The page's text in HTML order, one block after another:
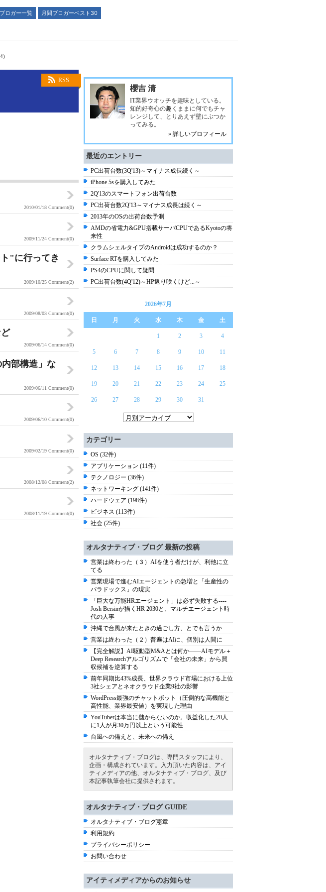
ブロガー一覧
月間ブロガーベスト30
RSS
2010/01/18 Comment(0)
2009/11/24 Comment(0)
"に行ってき
2009/10/25 Comment(2)
2009/08/03 Comment(0)
2009/06/14 Comment(0)
内部構造」な
2009/06/11 Comment(0)
2009/06/10 Comment(0)
2009/02/19 Comment(0)
2008/12/08 Comment(2)
2008/11/19 Comment(0)
櫻吉 清
IT業界ウオッチを趣味としている。
知的好奇心の趣くままに何でもチャ
レンジして、とりあえず壁にぶつか
ってみる。
» 詳しいプロフィール
最近のエントリー
PC出荷台数(3Q'13)～マイナス成長続く～
iPhone 5sを購入してみた
2Q'13のスマートフォン出荷台数
PC出荷台数2Q'13～マイナス成長は続く～
2013年のOSの出荷台数予測
AMDの省電力&GPU搭載サーバCPUであるKyotoの将
来性
クラムシェルタイプのAndroidは成功するのか？
Surface RTを購入してみた
PS4のCPUに関して疑問
PC出荷台数(4Q'12)～HP返り咲くけど...～
2026年7月
日 月 火 水 木 金 土
1 2 3 4
5 6 7 8 9 10 11
12 13 14 15 16 17 18
19 20 21 22 23 24 25
26 27 28 29 30 31
カテゴリー
OS (32件)
アプリケーション (11件)
テクノロジー (36件)
ネットワーキング (141件)
ハードウェア (198件)
ビジネス (113件)
社会 (25件)
オルタナティブ・ブログ 最新の投稿
営業は終わった（３）AIを使う者だけが、利他に立
てる
営業現場で進むAIエージェントの急増と「生産性の
パラドックス」の現実
「巨大な万能HRエージェント」は必ず失敗する----
Josh Bersinが描くHR 2030と、マルチエージェント時
代の人事
沖縄で台風が来たときの過ごし方、とでも言うか
営業は終わった（２）普遍はAIに、個別は人間に
【完全解説】AI駆動型M&Aとは何か――AIモデル＋
Deep Researchアルゴリズムで「会社の未来」から買
収候補を逆算する
前年同期比43%成長、世界クラウド市場における上位
3社シェアとネオクラウド企業9社の影響
WordPress最強のチャットボット（圧倒的な高機能と
高性能、業界最安値）を実現した理由
YouTuberは本当に儲からないのか。収益化した20人
に1人が月30万円以上という可能性
台風への備えと、未来への備え
オルタナティブ・ブログは、専門スタッフにより、
企画・構成されています。入力頂いた内容は、アイ
ティメディアの他、オルタナティブ・ブログ、及び
本記事執筆会社に提供されます。
オルタナティブ・ブログ GUIDE
オルタナティブ・ブログ憲章
利用規約
プライバシーポリシー
お問い合わせ
アイティメディアからのお知らせ